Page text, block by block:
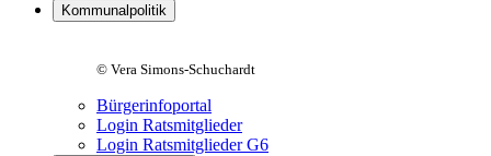
Kommunalpolitik
© Vera Simons-Schuchardt
Bürgerinfoportal
Login Ratsmitglieder
Login Ratsmitglieder G6